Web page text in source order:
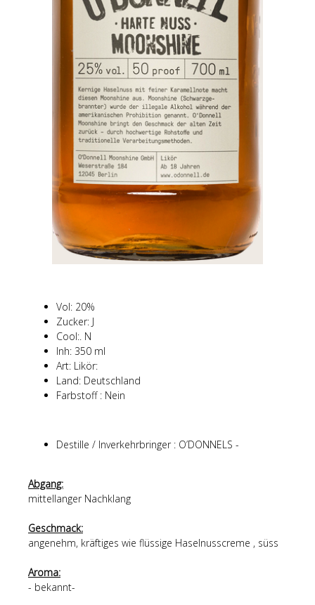
Vol: 20%
Zucker: J
Cool:. N
Inh: 350 ml
Art: Likör:
Land: Deutschland
Farbstoff : Nein
Destille / Inverkehrbringer : O’DONNELS -
Abgang:
mittellanger Nachklang
Geschmack:
angenehm, kräftiges wie flüssige Haselnusscreme , süss
Aroma:
- bekannt-